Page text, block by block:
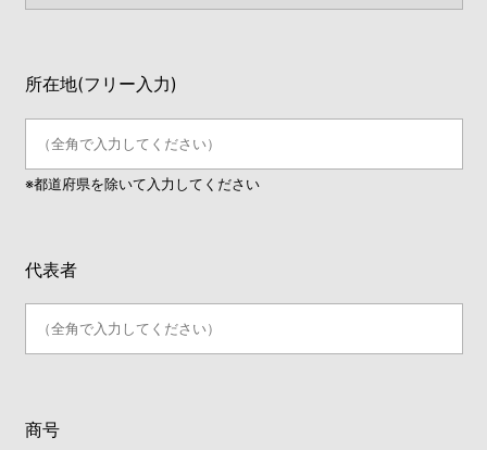
所在地(フリー入力)
※都道府県を除いて入力してください
代表者
商号